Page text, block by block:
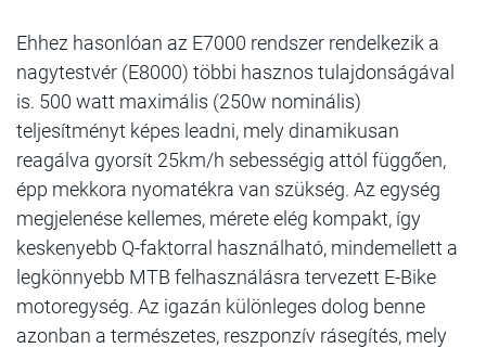
Ehhez hasonlóan az E7000 rendszer rendelkezik a
nagytestvér (E8000) többi hasznos tulajdonságával
is. 500 watt maximális (250w nominális)
teljesítményt képes leadni, mely dinamikusan
reagálva gyorsít 25km/h sebességig attól függően,
épp mekkora nyomatékra van szükség. Az egység
megjelenése kellemes, mérete elég kompakt, így
keskenyebb Q-faktorral használható, mindemellett a
legkönnyebb MTB felhasználásra tervezett E-Bike
motoregység. Az igazán különleges dolog benne
azonban a természetes, reszponzív rásegítés, mely